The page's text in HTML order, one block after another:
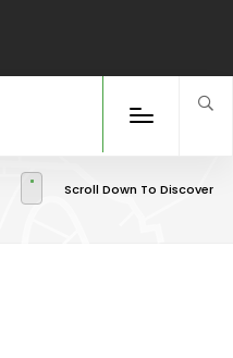
Scroll Down To Discover